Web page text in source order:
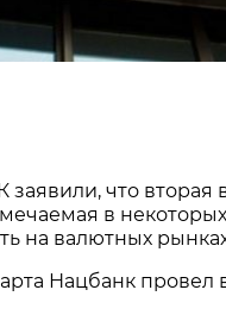
что вторая
в
на валютных
Нацбанк провел